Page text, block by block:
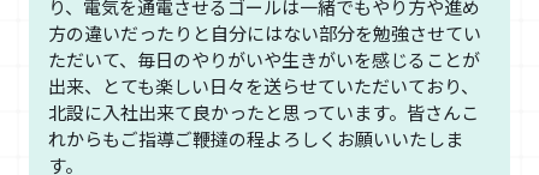
り、電気を通電させるゴールは一緒でもやり方や進め
方の違いだったりと自分にはない部分を勉強させてい
ただいて、毎日のやりがいや生きがいを感じることが
出来、とても楽しい日々を送らせていただいており、
北設に入社出来て良かったと思っています。皆さんこ
れからもご指導ご鞭撻の程よろしくお願いいたしま
す。